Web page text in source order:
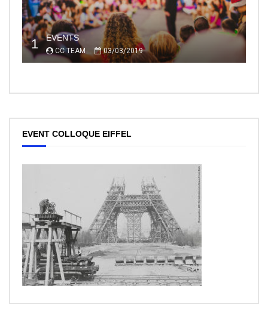
1 EVENTS
CC TEAM 03/03/2019
EVENT COLLOQUE EIFFEL